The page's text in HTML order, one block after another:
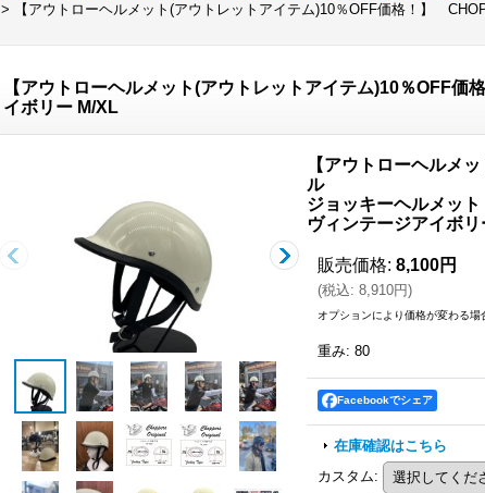
>
【アウトローヘルメット(アウトレットアイテム)10％OFF価格！】
【アウトローヘルメット(アウトレットアイテム)10％OFF
イボリー M/XL
【アウトローヘルメ
ル
ジョッキーヘルメット
ヴィンテージアイボ
販売価格: 8,100円
(税込: 8,910円)
オプションにより価格が変わる場
重み: 80
Facebookでシェア
在庫確認はこちら
カスタム: